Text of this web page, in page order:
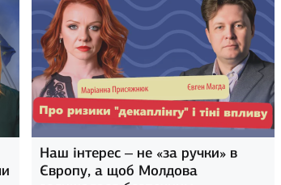
Наш інтерес – не «за ручки» в
Європу, а щоб Молдова